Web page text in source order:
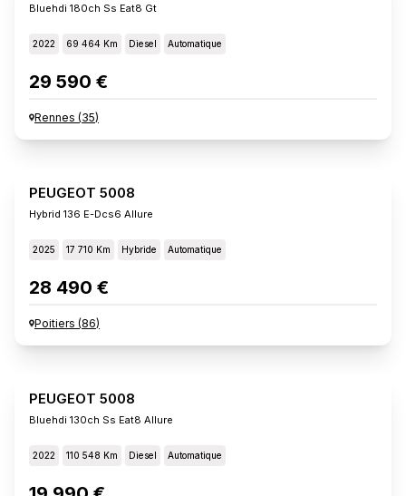
Bluehdi 180ch Ss Eat8 Gt
2022 69 464 Km Diesel Automatique
29 590 €
Rennes (35)
PEUGEOT 5008
Hybrid 136 E-Dcs6 Allure
2025 17 710 Km Hybride Automatique
28 490 €
Poitiers (86)
PEUGEOT 5008
Bluehdi 130ch Ss Eat8 Allure
2022 110 548 Km Diesel Automatique